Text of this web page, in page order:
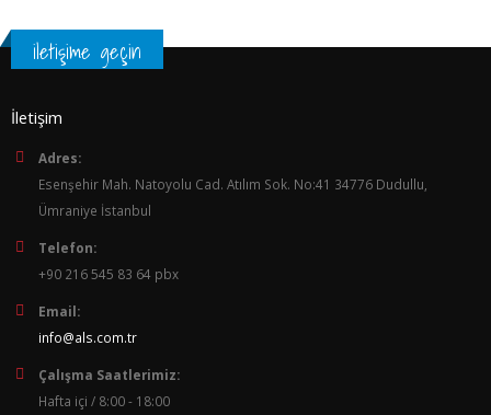
iletişime geçin
İletişim
Adres:
Esenşehir Mah. Natoyolu Cad. Atılım Sok. No:41 34776 Dudullu,
Ümraniye İstanbul
Telefon:
+90 216 545 83 64 pbx
Email:
info@als.com.tr
Çalışma Saatlerimiz:
Hafta içi / 8:00 - 18:00